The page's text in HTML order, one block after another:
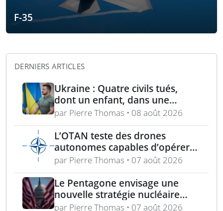
F-35
DERNIERS ARTICLES
Ukraine : Quatre civils tués,
dont un enfant, dans une
attaque russe par missile
balistique sur Kiev – Deux
raffineries russes visées par
l’Ukraine
par Pierre Thomas • 08 août 2026
L’OTAN teste des drones
autonomes capables d’opérer
sans GPS pour mission de
sécurité
par Pierre Thomas • 07 août 2026
Le Pentagone envisage une
nouvelle stratégie nucléaire
pour dissuader les conflits
par Pierre Thomas • 07 août 2026